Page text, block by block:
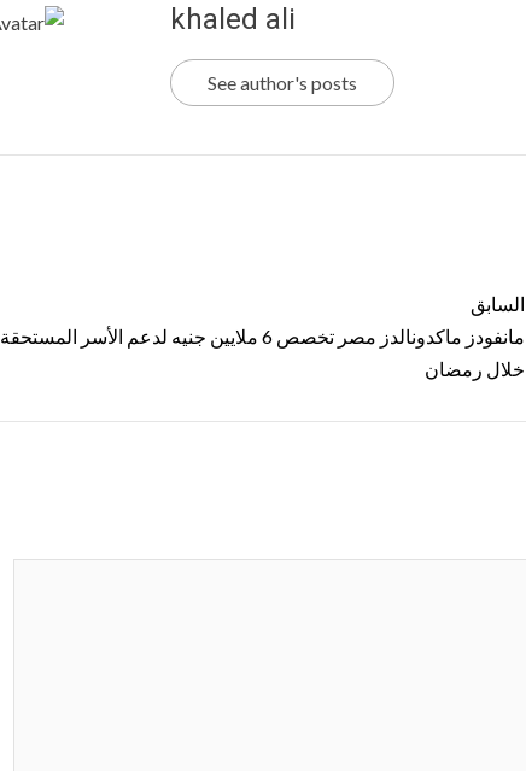
khaled ali
See author's posts
السابق
مانفودز ماكدونالدز مصر تخصص 6 ملايين جنيه لدعم الأسر المستحقة
خلال رمضان